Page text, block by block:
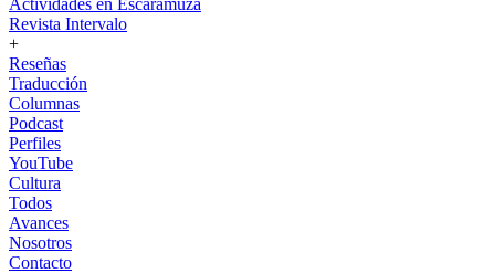
Actividades en Escaramuza
Revista Intervalo
+
Reseñas
Traducción
Columnas
Podcast
Perfiles
YouTube
Cultura
Todos
Avances
Nosotros
Contacto